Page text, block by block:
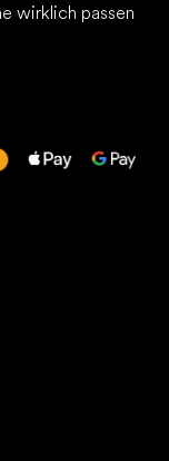
wirklich passen